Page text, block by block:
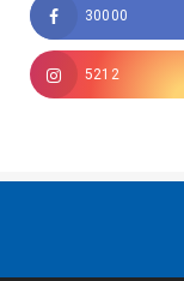
30000
5212